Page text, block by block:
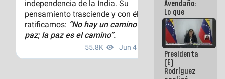
Avendaño:
Lo que
vayas a
escribir
hazlo hoy
por que no
sabemos si
la semana
que viene
Presidenta
(E)
Rodríguez